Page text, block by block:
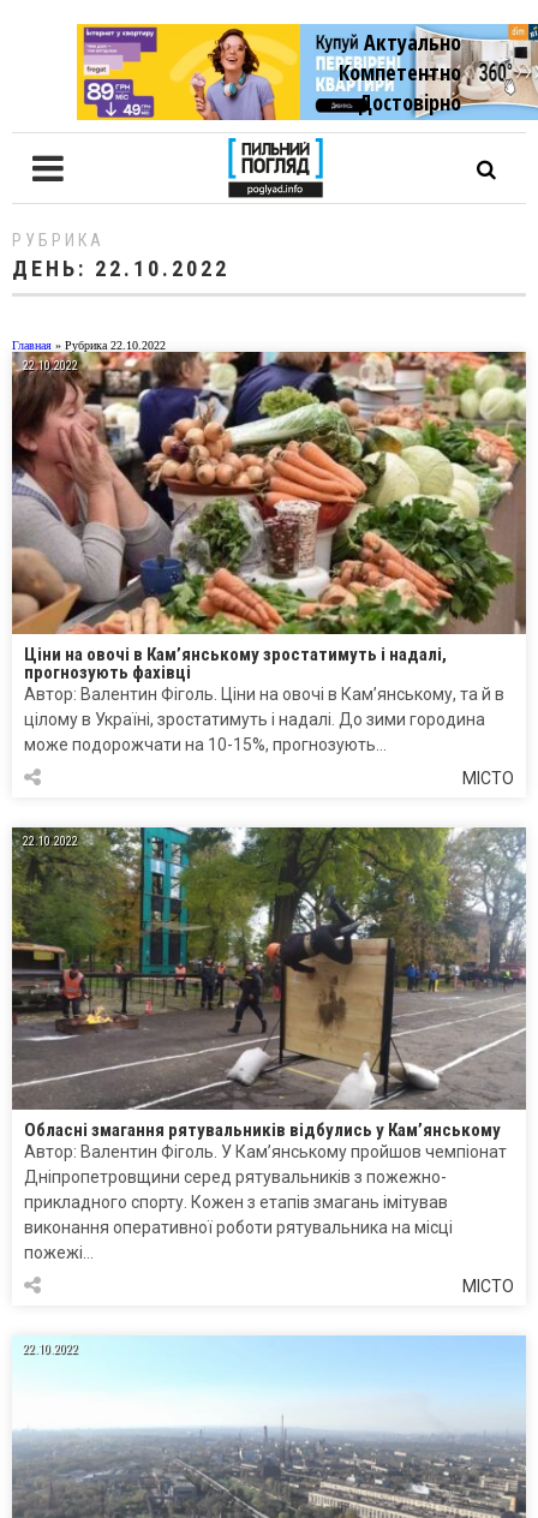
Актуально
Компетентно
Достовiрно
РУБРИКА
ДЕНЬ: 22.10.2022
Главная » Рубрика 22.10.2022
22.10.2022
Ціни на овочі в Кам’янському зростатимуть і надалі,
прогнозують фахівці
Автор: Валентин Фіголь. Ціни на овочі в Кам’янському, та й в
цілому в Україні, зростатимуть і надалі. До зими городина
може подорожчати на 10-15%, прогнозують…
МІСТО
22.10.2022
Обласні змагання рятувальників відбулись у Кам’янському
Автор: Валентин Фіголь. У Кам’янському пройшов чемпіонат
Дніпропетровщини серед рятувальників з пожежно-
прикладного спорту. Кожен з етапів змагань імітував
виконання оперативної роботи рятувальника на місці
пожежі…
МІСТО
22.10.2022